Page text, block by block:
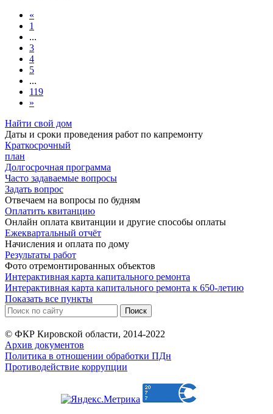
«
1
...
3
4
5
...
119
»
Найти свой дом
Даты и сроки проведения работ по капремонту
Краткосрочный
план
Долгосрочная программа
Часто задаваемые вопросы
Задать вопрос
Отвечаем на вопросы по будням
Оплатить квитанцию
Онлайн оплата квитанции и другие способы оплаты
Ежеквартальный отчёт
Начисления и оплата по дому
Результаты работ
Фото отремонтированных объектов
Интерактивная карта капитального ремонта
Интерактивная карта капитального ремонта к 650-летию
Показать все пункты
© ФКР Кировской области, 2014-2022
Архив документов
Политика в отношении обработки ПДн
Противодействие коррупции